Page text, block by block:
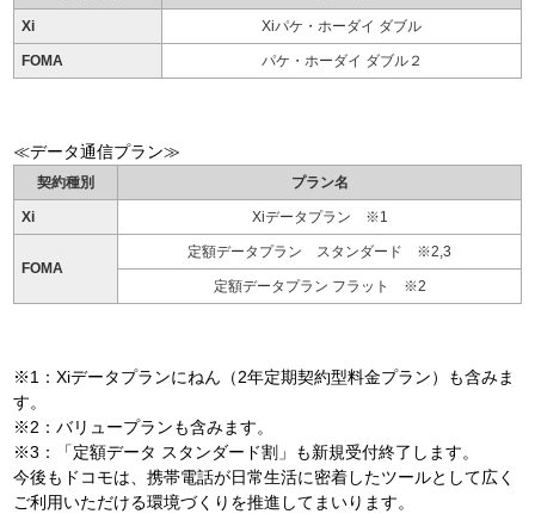
Xi Xiパケ・ホーダイ ダブル
FOMA パケ・ホーダイ ダブル２
≪データ通信プラン≫
契約種別 プラン名
Xi Xiデータプラン ※1
FOMA
定額データプラン スタンダード ※2,3
定額データプラン フラット ※2
※1：Xiデータプランにねん（2年定期契約型料金プラン）も含みま
す。
※2：バリュープランも含みます。
※3：「定額データ スタンダード割」も新規受付終了します。
今後もドコモは、携帯電話が日常生活に密着したツールとして広く
ご利用いただける環境づくりを推進してまいります。